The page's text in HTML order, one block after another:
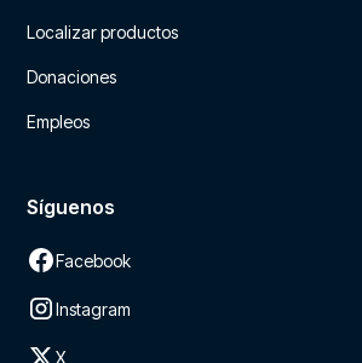
Localizar productos
Donaciones
Empleos
Síguenos
Facebook
Instagram
X